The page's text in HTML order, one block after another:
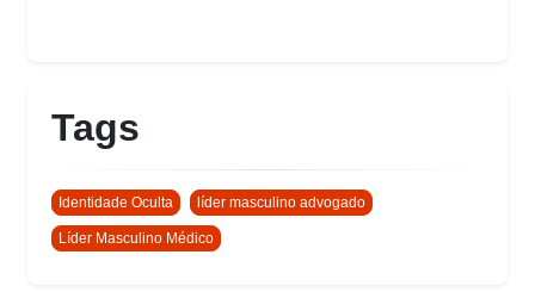
Tags
Identidade Oculta líder masculino advogado
Líder Masculino Médico